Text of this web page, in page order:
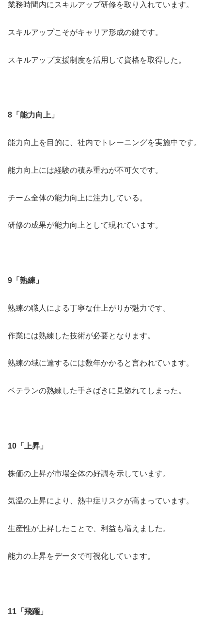
業務時間内にスキルアップ研修を取り入れています。
スキルアップこそがキャリア形成の鍵です。
スキルアップ支援制度を活用して資格を取得した。
8「能力向上」
能力向上を目的に、社内でトレーニングを実施中です。
能力向上には経験の積み重ねが不可欠です。
チーム全体の能力向上に注力している。
研修の成果が能力向上として現れています。
9「熟練」
熟練の職人による丁寧な仕上がりが魅力です。
作業には熟練した技術が必要となります。
熟練の域に達するには数年かかると言われています。
ベテランの熟練した手さばきに見惚れてしまった。
10「上昇」
株価の上昇が市場全体の好調を示しています。
気温の上昇により、熱中症リスクが高まっています。
生産性が上昇したことで、利益も増えました。
能力の上昇をデータで可視化しています。
11「飛躍」